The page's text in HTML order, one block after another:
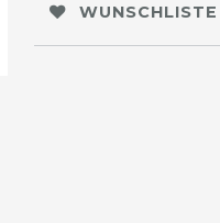
WUNSCHLISTE